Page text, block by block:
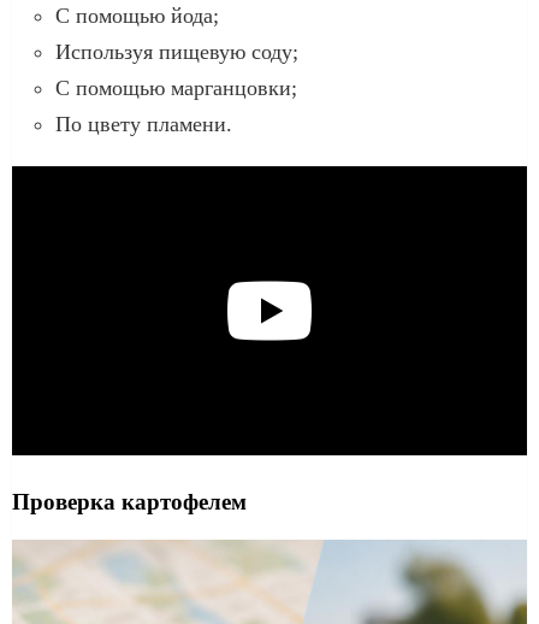
С помощью йода;
Используя пищевую соду;
С помощью марганцовки;
По цвету пламени.
Проверка картофелем